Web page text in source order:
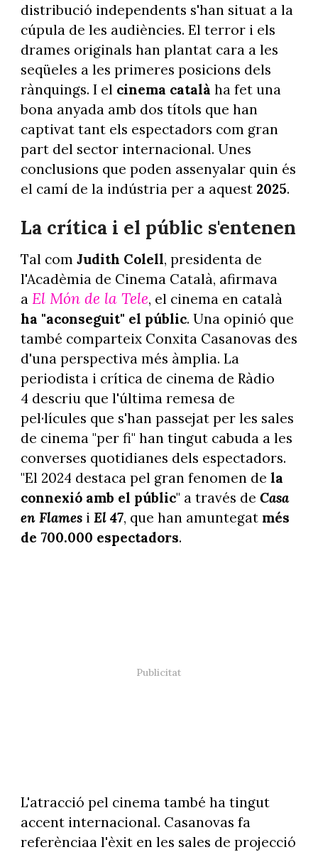
distribució independents s'han situat a la
cúpula de les audiències. El terror i els
drames originals han plantat cara a les
seqüeles a les primeres posicions dels
rànquings. I el cinema català ha fet una
bona anyada amb dos títols que han
captivat tant els espectadors com gran
part del sector internacional. Unes
conclusions que poden assenyalar quin és
el camí de la indústria per a aquest 2025.
La crítica i el públic s'entenen
Tal com Judith Colell, presidenta de
l'Acadèmia de Cinema Català, afirmava
a El Món de la Tele, el cinema en català
ha "aconseguit" el públic. Una opinió que
també comparteix Conxita Casanovas des
d'una perspectiva més àmplia. La
periodista i crítica de cinema de Ràdio
4 descriu que l'última remesa de
pel·lícules que s'han passejat per les sales
de cinema "per fi" han tingut cabuda a les
converses quotidianes dels espectadors.
"El 2024 destaca pel gran fenomen de la
connexió amb el públic" a través de Casa
en Flames i El 47, que han amuntegat més
de 700.000 espectadors.
L'atracció pel cinema també ha tingut
accent internacional. Casanovas fa
referènciaa l'èxit en les sales de projecció